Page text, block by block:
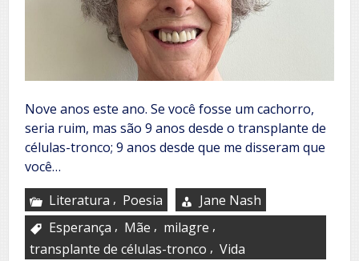
Nove anos este ano. Se você fosse um cachorro,
seria ruim, mas são 9 anos desde o transplante de
células-tronco; 9 anos desde que me disseram que
você…
Literatura , Poesia
Jane Nash
Esperança , Mãe , milagre ,
transplante de células-tronco , Vida